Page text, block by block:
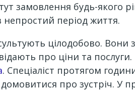
замовлення будь-
непростий період життя.
цілодобово. Вони
про ціни та
. Спеціаліст протягом
домовитися про зустріч. У